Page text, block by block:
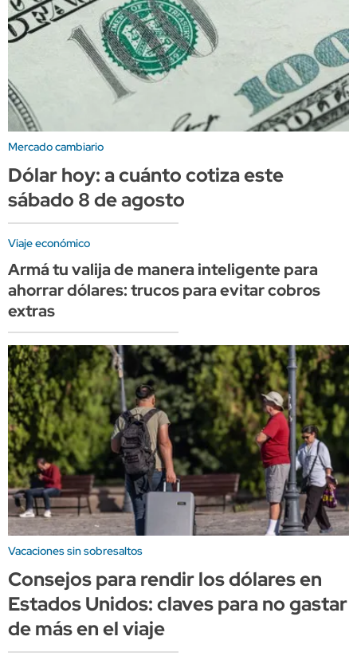
Mercado cambiario
Dólar hoy: a cuánto cotiza este
sábado 8 de agosto
Viaje económico
Armá tu valija de manera inteligente para
ahorrar dólares: trucos para evitar cobros
extras
Vacaciones sin sobresaltos
Consejos para rendir los dólares en
Estados Unidos: claves para no gastar
de más en el viaje